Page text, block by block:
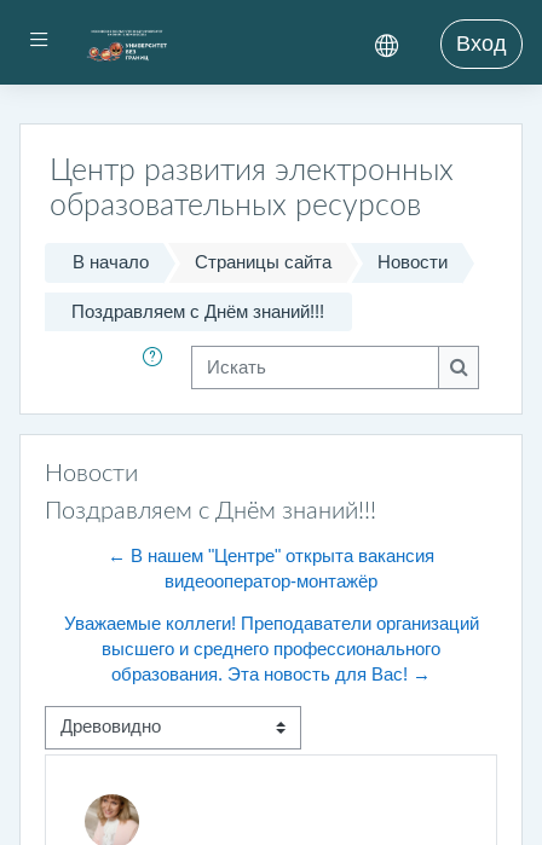
Боковая панель Вход
Центр развития электронных
образовательных ресурсов
В начало Страницы сайта Новости
Поздравляем с Днём знаний!!!
Искать
Искать
Новости
Поздравляем с Днём знаний!!!
← В нашем "Центре" открыта вакансия
видеооператор-монтажёр
Уважаемые коллеги! Преподаватели организаций
высшего и среднего профессионального
образования. Эта новость для Вас! →
Режим отображения